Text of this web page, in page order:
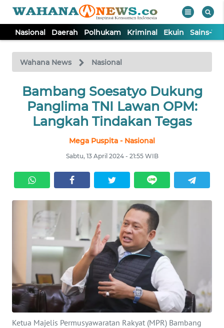
Nasional Daerah Polhukam Kriminal Ekuin Sains-
Wahana News Nasional
Bambang Soesatyo Dukung
Panglima TNI Lawan OPM:
Langkah Tindakan Tegas
Mega Puspita - Nasional
Sabtu, 13 April 2024 - 21:55 WIB
Ketua Majelis Permusyawaratan Rakyat (MPR) Bambang
TV
Tutup
NASIONAL
DAERAH
KRIMINAL
EKUIN
SAINS-TEKNO
KESEHATAN
INTERNASIONAL
SERBA-SERBI